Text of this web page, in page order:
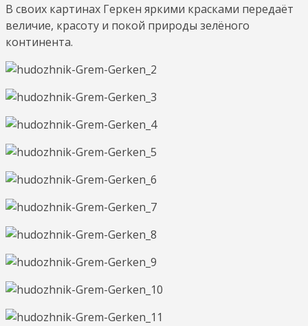
В своих картинах Геркен яркими красками передаёт
величие, красоту и покой природы зелёного
континента.